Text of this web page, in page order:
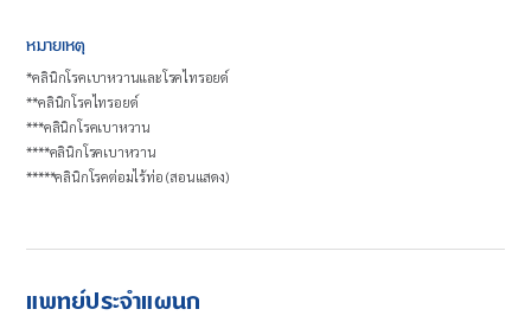
หมายเหตุ
*คลินิกโรคเบาหวานและโรคไทรอยด์
**คลินิกโรคไทรอยด์
***คลินิกโรคเบาหวาน
****คลินิกโรคเบาหวาน
*****คลินิกโรคต่อมไร้ท่อ (สอนแสดง)
แพทย์ประจำแผนก